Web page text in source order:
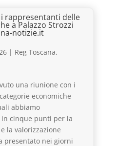
rappresentanti delle
a Palazzo Strozzi
notizie.it
| Reg Toscana,
una riunione con i
economiche
abbiamo
cinque punti per la
la valorizzazione
presentato nei giorni